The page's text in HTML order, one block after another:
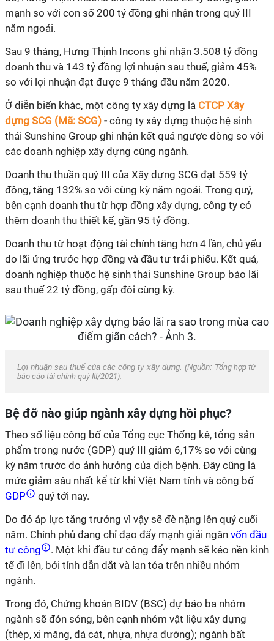
mạnh so với con số 200 tỷ đồng ghi nhận trong quý III
năm ngoái.
Sau 9 tháng, Hưng Thịnh Incons ghi nhận 3.508 tỷ đồng
doanh thu và 143 tỷ đồng lợi nhuận sau thuế, giảm 45%
so với lợi nhuận đạt được 9 tháng đầu năm 2020.
Ở diễn biến khác, một công ty xây dựng là CTCP Xây
dựng SCG (Mã: SCG) - công ty xây dựng thuộc hệ sinh
thái Sunshine Group ghi nhận kết quả ngược dòng so với
các doanh nghiệp xây dựng cùng ngành.
Doanh thu thuần quý III của Xây dựng SCG đạt 559 tỷ
đồng, tăng 132% so với cùng kỳ năm ngoái. Trong quý,
bên cạnh doanh thu từ hợp đồng xây dựng, công ty có
thêm doanh thu thiết kế, gần 95 tỷ đồng.
Doanh thu từ hoạt động tài chính tăng hơn 4 lần, chủ yếu
do lãi ứng trước hợp đồng và đầu tư trái phiếu. Kết quả,
doanh nghiệp thuộc hệ sinh thái Sunshine Group báo lãi
sau thuế 22 tỷ đồng, gấp đôi cùng kỳ.
Lợi nhuận sau thuế của các công ty xây dựng. (Nguồn: Tổng hợp từ
báo cáo tài chính quý III/2021).
Bệ đỡ nào giúp ngành xây dựng hồi phục?
Theo số liệu công bố của Tổng cục Thống kê, tổng sản
phẩm trong nước (GDP) quý III giảm 6,17% so với cùng
kỳ năm trước do ảnh hưởng của dịch bệnh. Đây cũng là
mức giảm sâu nhất kể từ khi Việt Nam tính và công bố
GDP
quý tới nay.
Do đó áp lực tăng trưởng vì vậy sẽ đè nặng lên quý cuối
năm. Chính phủ đang chỉ đạo đẩy mạnh giải ngân vốn đầu
tư công
. Một khi đầu tư công đẩy mạnh sẽ kéo nền kinh
tế đi lên, bởi tính dẫn dắt và lan tỏa trên nhiều nhóm
ngành.
Trong đó, Chứng khoán BIDV (BSC) dự báo ba nhóm
ngành sẽ đón sóng, bên cạnh nhóm vật liệu xây dựng
(thép, xi măng, đá cát, nhựa, nhựa đường); ngành bất